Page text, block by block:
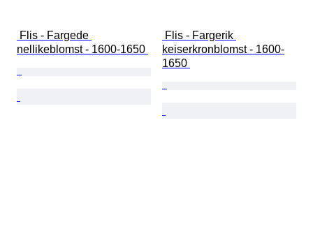
nellikeblomst - 1600-1650
keiserkronblomst - 1600-
1650